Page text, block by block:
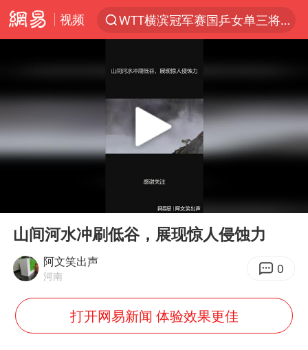
视频
WTT横滨冠军赛国乒女单三将晋级四强
陈思诚零点晒照为佟丽娅庆生
郑丽文：台湾从来没有“独立”过
商场现钱学森巨幅海报 负责人回应
几元成本的AI广告导致千万市值蒸发
老挝国会主席赛宋蓬逝世
酒店花洒现排泄物住客索赔遭拒
杭州全市有序停课
Play
山间河水冲刷低谷，展现惊人侵蚀力
阿文笑出声
河南 0
打开网易新闻 体验效果更佳